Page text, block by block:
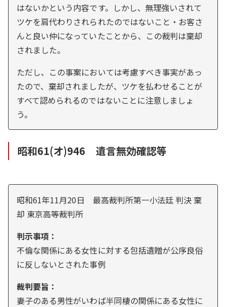
はないかという内容です。しかし、無理強いされて
ツケを肩代わりされられたのではないこと・お客さ
んと良い仲になっていたことから、この裁判は棄却
されました。
ただし、この事案においては考慮すべき事実があっ
たので、棄却されましたが、ツケを払わせることが
すべて認められるのではないことに注意しましょ
う。
昭和61(オ)946 遺言無効確認等
昭和61年11月20日 最高裁判所第一小法廷 判決 棄
却 東京高等裁判所
判示事項：
不倫な関係にある女性に対する包括遺贈が公序良俗
に反しないとされた事例
裁判要旨：
妻子のある男性がいわば半同棲の関係にある女性に